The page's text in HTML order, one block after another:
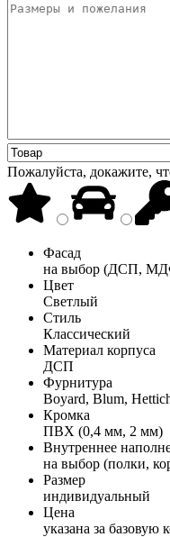
Пожалуйста, докажите,
Фасад
на выбор (ДСП,
Цвет
Светлый
Стиль
Классический
Материал корпуса
ДСП
Фурнитура
Boyard, Blum,
Кромка
ПВХ (0,4 мм, 2 мм)
Внутреннее
на выбор (полки,
Размер
индивидуальный
Цена
указана за базовую